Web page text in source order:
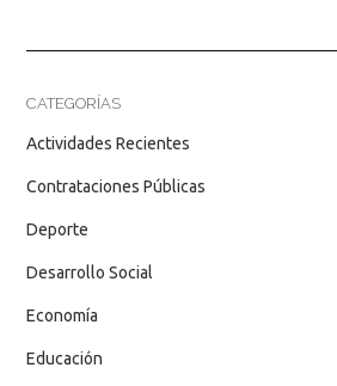
CATEGORÍAS
Actividades Recientes
Contrataciones Públicas
Deporte
Desarrollo Social
Economía
Educación